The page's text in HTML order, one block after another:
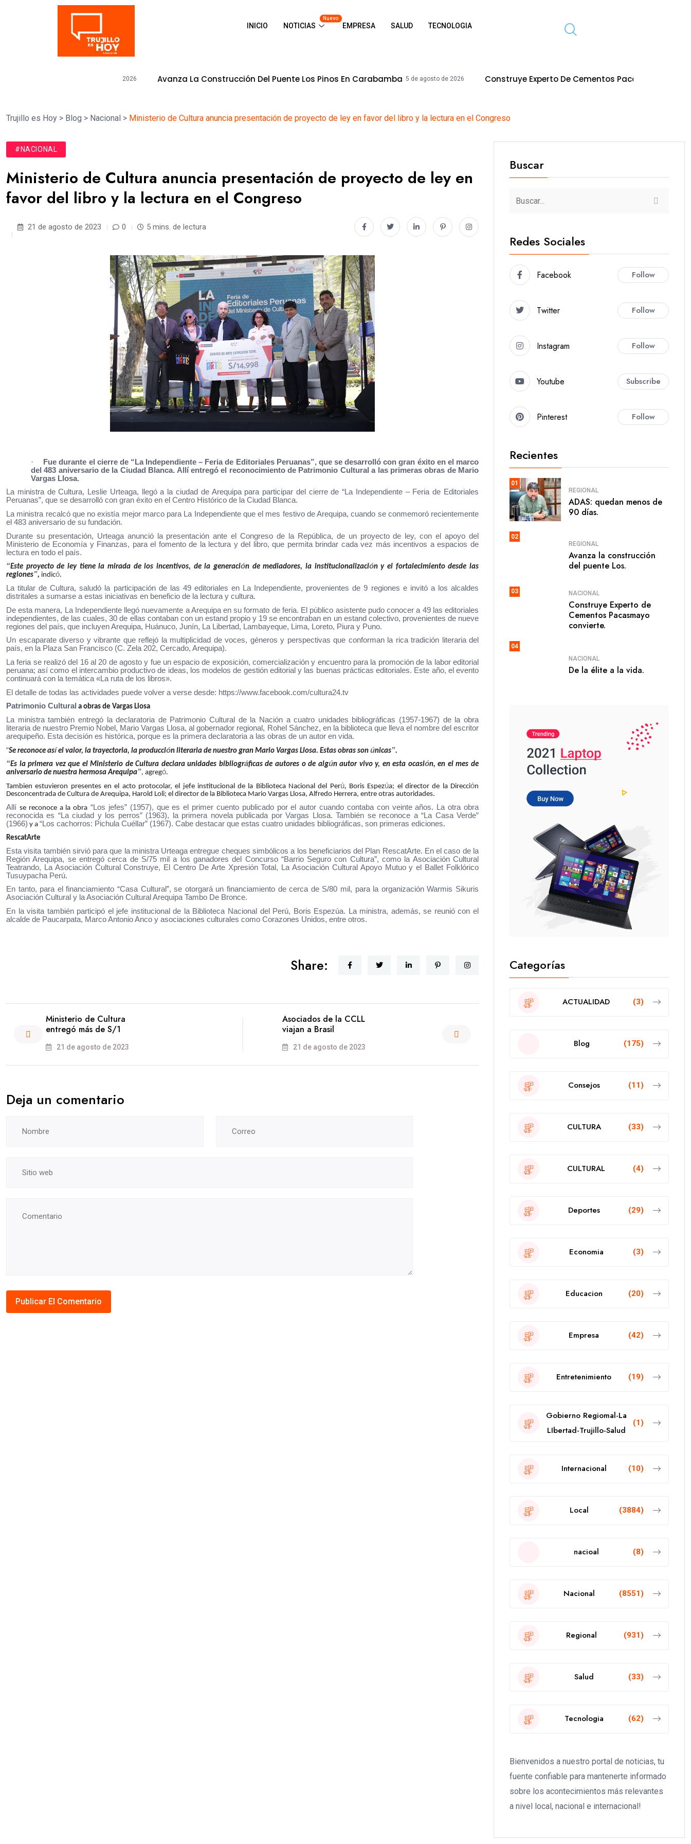
INICIO NOTICIAS
Nuevo
EMPRESA SALUD TECNOLOGIA
Avanza La Construcción Del Puente Los Pinos En Carabamba 5 de agosto de 2026 Construye Experto De Cementos Pacasmayo Convierte El
Trujillo es Hoy > Blog > Nacional > Ministerio de Cultura anuncia presentación de proyecto de ley en favor del libro y la lectura en el Congreso
#NACIONAL
Ministerio de Cultura anuncia presentación de proyecto de ley en
favor del libro y la lectura en el Congreso
21 de agosto de 2023 0 5 mins. de lectura
·
Fue durante el cierre de “La Independiente – Feria de Editoriales Peruanas”, que se desarrolló con gran éxito en el marco
del 483 aniversario de la Ciudad Blanca. Allí entregó el reconocimiento de Patrimonio Cultural a las primeras obras de Mario
Vargas Llosa.
La ministra de Cultura, Leslie Urteaga, llegó a la ciudad de Arequipa para participar del cierre de “La Independiente – Feria de Editoriales
Peruanas”, que se desarrolló con gran éxito en el Centro Histórico de la Ciudad Blanca.
La ministra recalcó que no existía mejor marco para La Independiente que el mes festivo de Arequipa, cuando se conmemoró recientemente
el 483 aniversario de su fundación.
Durante su presentación, Urteaga anunció la presentación ante el Congreso de la República, de un proyecto de ley, con el apoyo del
Ministerio de Economía y Finanzas, para el fomento de la lectura y del libro, que permita brindar cada vez más incentivos a espacios de
lectura en todo el país.
“Este proyecto de ley tiene la mirada de los incentivos, de la generación de mediadores, la institucionalización y el fortalecimiento desde las
regiones”, indicó.
La titular de Cultura, saludó la participación de las 49 editoriales en La Independiente, provenientes de 9 regiones e invitó a los alcaldes
distritales a sumarse a estas iniciativas en beneficio de la lectura y cultura.
De esta manera, La Independiente llegó nuevamente a Arequipa en su formato de feria. El público asistente pudo conocer a 49 las editoriales
independientes, de las cuales, 30 de ellas contaban con un estand propio y 19 se encontraban en un estand colectivo, provenientes de nueve
regiones del país, que incluyen Arequipa, Huánuco, Junín, La Libertad, Lambayeque, Lima, Loreto, Piura y Puno.
Un escaparate diverso y vibrante que reflejó la multiplicidad de voces, géneros y perspectivas que conforman la rica tradición literaria del
país, en la Plaza San Francisco (C. Zela 202, Cercado, Arequipa).
La feria se realizó del 16 al 20 de agosto y fue un espacio de exposición, comercialización y encuentro para la promoción de la labor editorial
peruana; así como el intercambio productivo de ideas, los modelos de gestión editorial y las buenas prácticas editoriales. Este año, el evento
continuará con la temática «La ruta de los libros».
El detalle de todas las actividades puede volver a verse desde: https://www.facebook.com/cultura24.tv
Patrimonio Cultural a obras de Vargas Llosa
La ministra también entregó la declaratoria de Patrimonio Cultural de la Nación a cuatro unidades bibliográficas (1957-1967) de la obra
literaria de nuestro Premio Nobel, Mario Vargas Llosa, al gobernador regional, Rohel Sánchez, en la biblioteca que lleva el nombre del escritor
arequipeño. Esta decisión es histórica, porque es la primera declaratoria a las obras de un autor en vida.
“Se reconoce así el valor, la trayectoria, la producción literaria de nuestro gran Mario Vargas Llosa. Estas obras son únicas”.
“Es la primera vez que el Ministerio de Cultura declara unidades bibliográficas de autores o de algún autor vivo y, en esta ocasión, en el mes de
aniversario de nuestra hermosa Arequipa”, agregó.
Tambien estuvieron presentes en el acto protocolar, el jefe institucional de la Biblioteca Nacional del Perú, Boris Espezúa; el director de la Dirección
Desconcentrada de Cultura de Arequipa, Harold Loli; el director de la Biblioteca Mario Vargas Llosa, Alfredo Herrera, entre otras autoridades.
Allí se reconoce a la obra “Los jefes” (1957), que es el primer cuento publicado por el autor cuando contaba con veinte años. La otra obra
reconocida es “La ciudad y los perros” (1963), la primera novela publicada por Vargas Llosa. También se reconoce a “La Casa Verde”
(1966) y a “Los cachorros: Pichula Cuéllar” (1967). Cabe destacar que estas cuatro unidades bibliográficas, son primeras ediciones.
RescatArte
Esta visita también sirvió para que la ministra Urteaga entregue cheques simbólicos a los beneficiarios del Plan RescatArte. En el caso de la
Región Arequipa, se entregó cerca de S/75 mil a los ganadores del Concurso “Barrio Seguro con Cultura”, como la Asociación Cultural
Teatrando, La Asociación Cultural Construye, El Centro De Arte Xpresión Total, La Asociación Cultural Apoyo Mutuo y el Ballet Folklórico
Tusuypacha Perú.
En tanto, para el financiamiento “Casa Cultural”, se otorgará un financiamiento de cerca de S/80 mil, para la organización Warmis Sikuris
Asociación Cultural y la Asociación Cultural Arequipa Tambo De Bronce.
En la visita también participó el jefe institucional de la Biblioteca Nacional del Perú, Boris Espezúa. La ministra, además, se reunió con el
alcalde de Paucarpata, Marco Antonio Anco y asociaciones culturales como Corazones Unidos, entre otros.
Share:
Ministerio de Cultura
entregó más de S/1
21 de agosto de 2023
Asociados de la CCLL
viajan a Brasil
21 de agosto de 2023
Deja un comentario
Buscar
Redes Sociales
Facebook Follow
Twitter Follow
Instagram Follow
Youtube Subscribe
Pinterest Follow
Recientes
01
REGIONAL
ADAS: quedan menos de
90 días.
02
REGIONAL
Avanza la construcción
del puente Los.
03 NACIONAL
Construye Experto de
Cementos Pacasmayo
convierte.
04
NACIONAL
De la élite a la vida.
Categorías
ACTUALIDAD (3)
Blog (175)
Consejos (11)
CULTURA (33)
CULTURAL (4)
Deportes (29)
Economia (3)
Educacion (20)
Empresa (42)
Entretenimiento (19)
Gobierno Regiomal-La
LIbertad-Trujillo-Salud
(1)
Internacional (10)
Local (3884)
nacioal (8)
Nacional (8551)
Regional (931)
Salud (33)
Tecnologia (62)
Bienvenidos a nuestro portal de noticias, tu
fuente confiable para mantenerte informado
sobre los acontecimientos más relevantes
a nivel local, nacional e internacional!